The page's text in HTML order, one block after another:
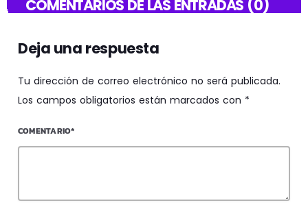
COMENTARIOS DE LAS ENTRADAS (0)
Deja una respuesta
Tu dirección de correo electrónico no será publicada.
Los campos obligatorios están marcados con *
COMENTARIO*